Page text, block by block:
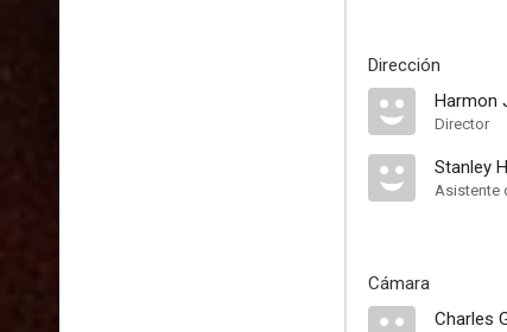
Dirección
Harmon
Director
Stanley
Asistente
Cámara
Charles